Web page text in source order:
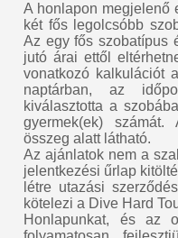
A honlapon megjelenő
két fős legolcsóbb
Az egy fős szobatípus
jutó árai ettől
vonatkozó kalkulációt
naptárban, az
kiválasztotta a
gyermek(ek)
összeg alatt látható.
Az ajánlatok nem a
jelentkezési űrlap
létre utazási
kötelezi a Dive Hard
Honlapunkat, és az